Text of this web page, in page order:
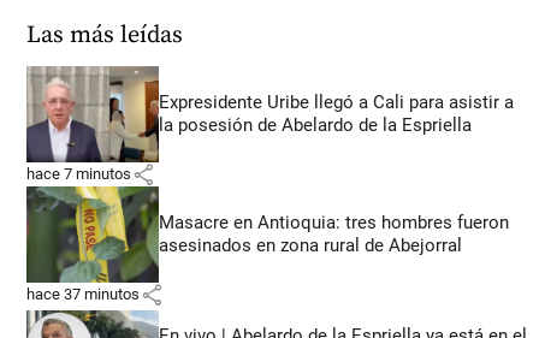
Las más leídas
Expresidente Uribe llegó a Cali para asistir a
la posesión de Abelardo de la Espriella
hace 7 minutos share
Masacre en Antioquia: tres hombres fueron
asesinados en zona rural de Abejorral
hace 37 minutos share